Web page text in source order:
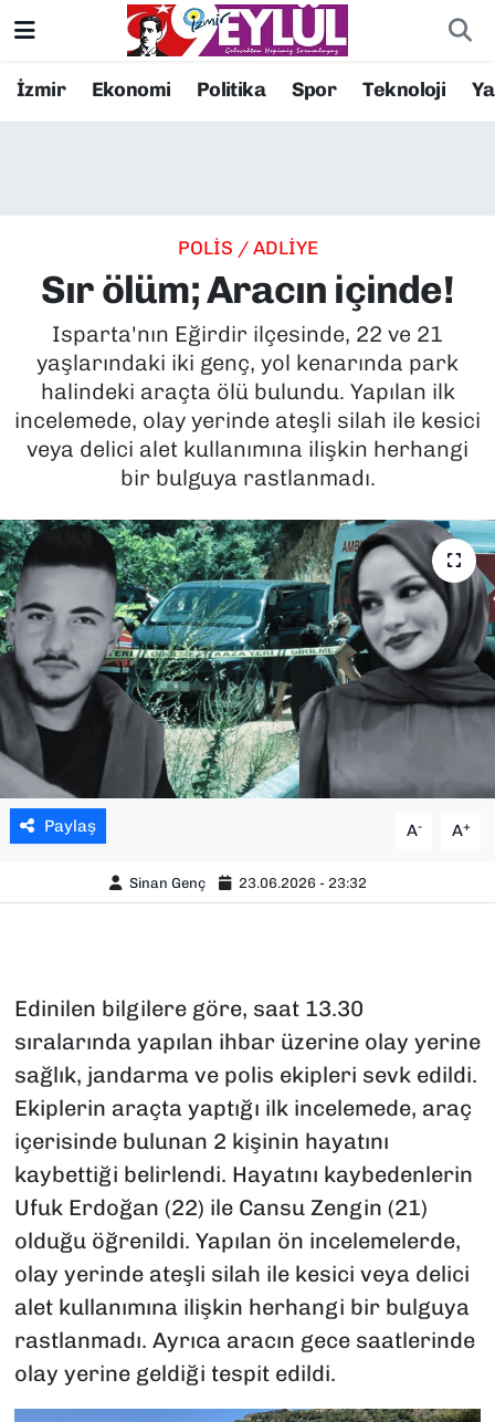
İzmir Ekonomi Politika Spor Teknoloji
POLİS / ADLİYE
Sır ölüm; Aracın içinde!
Isparta'nın Eğirdir ilçesinde, 22 ve 21
yaşlarındaki iki genç, yol kenarında park
halindeki araçta ölü bulundu. Yapılan ilk
incelemede, olay yerinde ateşli silah ile kesici
veya delici alet kullanımına ilişkin herhangi
bir bulguya rastlanmadı.
Paylaş A- A+
Sinan Genç 23.06.2026 - 23:32
Edinilen bilgilere göre, saat 13.30
sıralarında yapılan ihbar üzerine olay yerine
sağlık, jandarma ve polis ekipleri sevk edildi.
Ekiplerin araçta yaptığı ilk incelemede, araç
içerisinde bulunan 2 kişinin hayatını
kaybettiği belirlendi. Hayatını kaybedenlerin
Ufuk Erdoğan (22) ile Cansu Zengin (21)
olduğu öğrenildi. Yapılan ön incelemelerde,
olay yerinde ateşli silah ile kesici veya delici
alet kullanımına ilişkin herhangi bir bulguya
rastlanmadı. Ayrıca aracın gece saatlerinde
olay yerine geldiği tespit edildi.
Resmi İlanlar
EKONOMİ
KÜLTÜR SANAT
MAGAZİN
POLİTİKA
SAĞLIK
SPOR
TEKNOLOJİ
YAŞAM
YEREL YÖNETİMLER
Konak Nöbetçi Eczaneler
Süper Lig Puan Durumu ve Fikstür
Tüm Manşetler
Son Dakika Haberleri
Haber Arşivi